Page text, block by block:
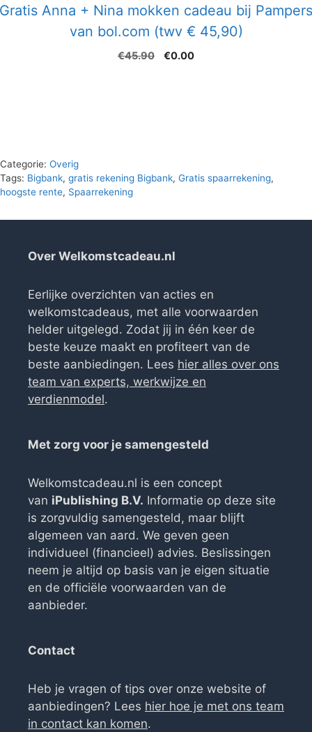
Gratis Anna + Nina mokken cadeau bij Pampers
van bol.com (twv € 45,90)
€45.90
Oorspronkelijke
€0.00Huidige
Categorie: Overig
Tags: Bigbank, gratis rekening Bigbank, Gratis spaarrekening,
hoogste rente, Spaarrekening
Over Welkomstcadeau.nl
Eerlijke overzichten van acties en
welkomstcadeaus, met alle voorwaarden
helder uitgelegd. Zodat jij in één keer de
beste keuze maakt en profiteert van de
beste aanbiedingen. Lees hier alles over ons
team van experts, werkwijze en
verdienmodel.
Met zorg voor je samengesteld
Welkomstcadeau.nl is een concept
van iPublishing B.V. Informatie op deze site
is zorgvuldig samengesteld, maar blijft
algemeen van aard. We geven geen
individueel (financieel) advies. Beslissingen
neem je altijd op basis van je eigen situatie
en de officiële voorwaarden van de
aanbieder.
Contact
Heb je vragen of tips over onze website of
aanbiedingen? Lees hier hoe je met ons team
in contact kan komen.